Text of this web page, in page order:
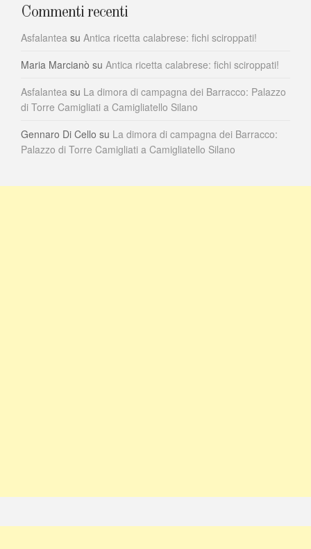
Commenti recenti
Asfalantea su Antica ricetta calabrese: fichi sciroppati!
Maria Marcianò su Antica ricetta calabrese: fichi sciroppati!
Asfalantea su La dimora di campagna dei Barracco: Palazzo
di Torre Camigliati a Camigliatello Silano
Gennaro Di Cello su La dimora di campagna dei Barracco:
Palazzo di Torre Camigliati a Camigliatello Silano